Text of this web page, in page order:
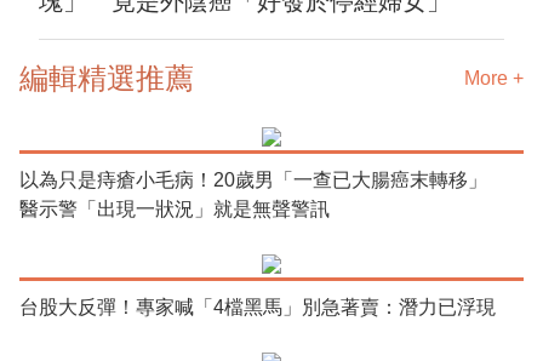
編輯精選推薦 More +
以為只是痔瘡小毛病！20歲男「一查已大腸癌末轉移」
醫示警「出現一狀況」就是無聲警訊
台股大反彈！專家喊「4檔黑馬」別急著賣：潛力已浮現